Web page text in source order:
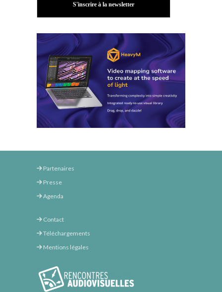
S'inscrire à la newsletter
Partenaires
Presse
Agenda
Contact
Téléchargements
Mentions légales